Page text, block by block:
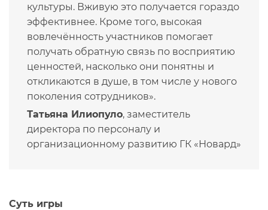
культуры. Вживую это получается гораздо
эффективнее. Кроме того, высокая
вовлечённость участников помогает
получать обратную связь по восприятию
ценностей, насколько они понятны и
откликаются в душе, в том числе у нового
поколения сотрудников».
Татьяна Илиопуло, заместитель
директора по персоналу и
организационному развитию ГК «Новард»
Суть игры